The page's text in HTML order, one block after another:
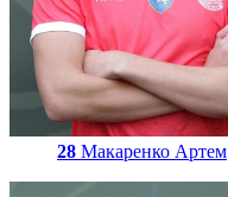
28 Макаренко Артем